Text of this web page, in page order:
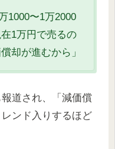
1000〜1万2000
1万円で売るの
却が進むから」
道され、「減価償
ンド入りするほど